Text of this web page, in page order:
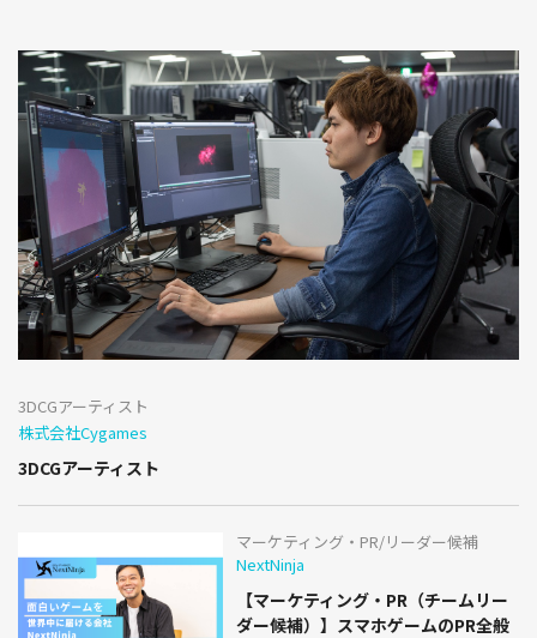
3DCGアーティスト
株式会社Cygames
3DCGアーティスト
マーケティング・PR/リーダー候補
NextNinja
【マーケティング・PR（チームリー
ダー候補）】スマホゲームのPR全般